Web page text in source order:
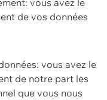
de vos données
vous avez le
de notre part les
que vous nous